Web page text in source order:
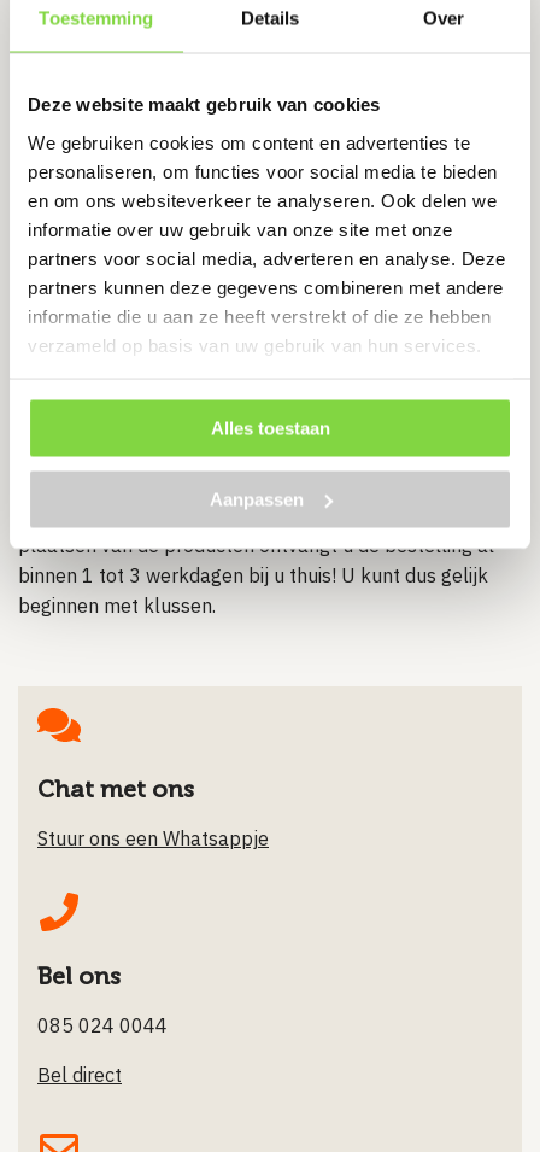
Toestemming Details Over
Deze website maakt gebruik van cookies
We gebruiken cookies om content en advertenties te
personaliseren, om functies voor social media te bieden
en om ons websiteverkeer te analyseren. Ook delen we
informatie over uw gebruik van onze site met onze
partners voor social media, adverteren en analyse. Deze
partners kunnen deze gegevens combineren met andere
informatie die u aan ze heeft verstrekt of die ze hebben
verzameld op basis van uw gebruik van hun services.
Alles toestaan
Aanpassen
en is totaalleverancier van verschillende soorten
bevestigingsmateriaal.
Wat is luikbeslag?
Luikbeslag, ook wel luikoverslag genoemd, is -zoals de
naam al doet vermoeden- beslag speciaal om luiken mee
te sluiten of te binden. Ze zijn verkrijgbaar in ons
assortiment in blauw verzinkt, geel verzinkt en in het
zwart. De laatste zorgt voor een strakke uitstraling.
Doordat het verzinkt is, is carrosserie niet mogelijk en
blijft het beslag ontzettend mooi van kwaliteit. Ze zijn
verkrijgbaar per 10 en 20 stuks. Zo bent u er van
Luikbeslag kopen?
bestelling heel eenvoudig in onze webshop. Na het
plaatsen van de producten ontvangt u de bestelling al
binnen 1 tot 3 werkdagen bij u thuis! U kunt dus gelijk
beginnen met klussen.
Chat met ons
Stuur ons een Whatsappje
Bel ons
085 024 0044
Bel direct